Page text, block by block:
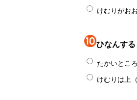
けむりがお
ひなんす
たかいとこ
けむりは上